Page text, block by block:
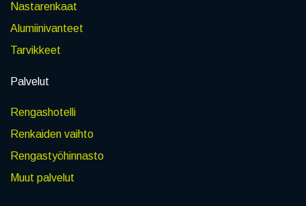
Nastarenkaat
Alumiinivanteet
Tarvikkeet
Palvelut
Rengashotelli
Renkaiden vaihto
Rengastyöhinnasto
Muut palvelut